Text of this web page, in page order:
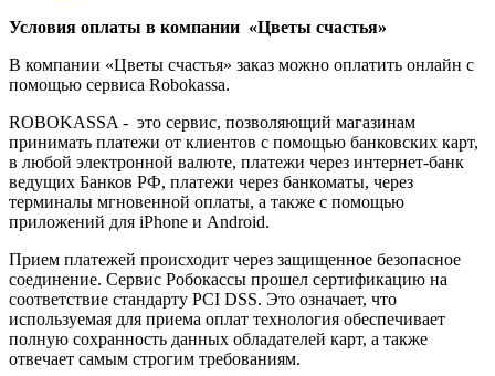
Условия оплаты в компании «Цветы счастья»
В компании «Цветы счастья» заказ можно оплатить онлайн с
помощью сервиса Robokassa.
ROBOKASSA - это сервис, позволяющий магазинам
принимать платежи от клиентов с помощью банковских карт,
в любой электронной валюте, платежи через интернет-банк
ведущих Банков РФ, платежи через банкоматы, через
терминалы мгновенной оплаты, а также с помощью
приложений для iPhone и Android.
Прием платежей происходит через защищенное безопасное
соединение. Сервис Робокассы прошел сертификацию на
соответствие стандарту PCI DSS. Это означает, что
используемая для приема оплат технология обеспечивает
полную сохранность данных обладателей карт, а также
отвечает самым строгим требованиям.